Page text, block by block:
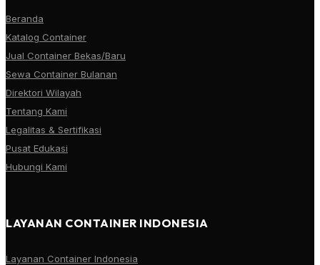
Beranda
Katalog Container
Jual Container Bekas/Baru
Sewa Container Bulanan
Direktori Wilayah
Tentang Kami
Legalitas & Sertifikasi
Pusat Edukasi
Hubungi Kami
LAYANAN CONTAINER INDONESIA
Layanan Container Indonesia